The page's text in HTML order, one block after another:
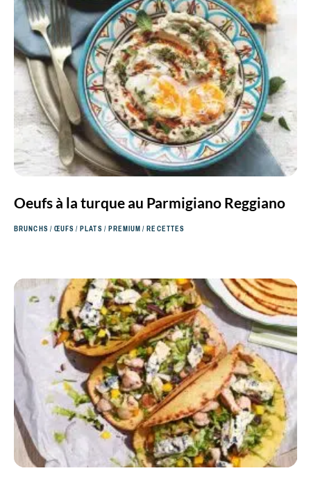
Oeufs à la turque au Parmigiano Reggiano
BRUNCHS/ŒUFS/PLATS/PREMIUM/RECETTES